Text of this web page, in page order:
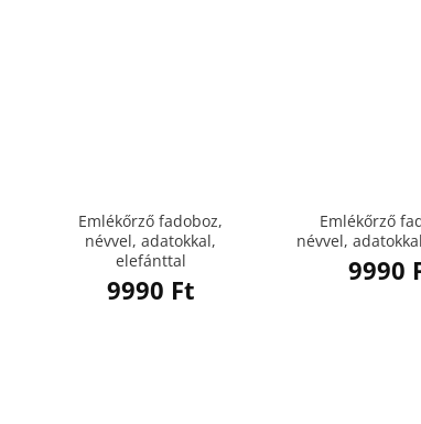
Emlékőrző fadoboz,
névvel, adatokkal,
elefánttal
9990 Ft
Emlékőrző
névvel,
9990